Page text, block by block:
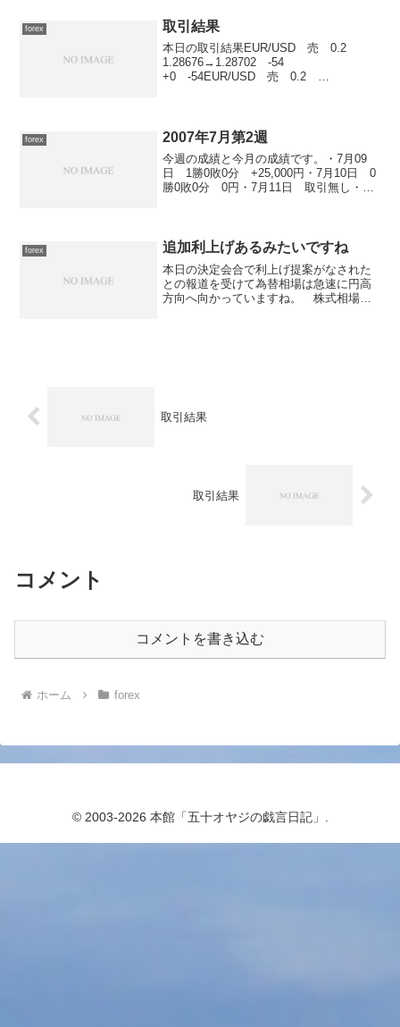
し相場が見えないので...
forex 取引結果
本日の取引結果EUR/USD 売 0.2
1.28676→1.28702 -54
+0 -54EUR/USD 売 0.2
forex 2007年7月第2週
今週の成績と今月の成績です。・7月09
日 1勝0敗0分 +25,000円・7月10日 0
勝0敗0分 0円・7月11日 取引無し・7
forex 追加利上げあるみたいですね
本日の決定会合で利上げ提案がなされた
との報道を受けて為替相場は急速に円高
方向へ向かっていますね。 株式相場も
取引結果
取引結果
コメント
コメントを書き込む
ホーム forex
© 2003-2026 本館「五十オヤジの戯言日記」.